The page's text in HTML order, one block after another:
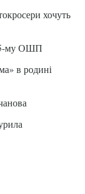
хочуть
му ОШП
в родині